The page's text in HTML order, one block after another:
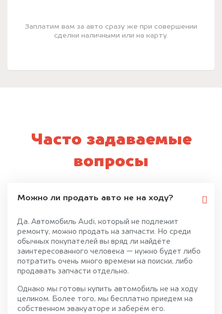
Заплатим вам за авто сразу же при совершении
сделки наличными или на карту.
Часто задаваемые
вопросы
Можно ли продать авто не на ходу?
Да. Автомобиль Audi, который не подлежит
ремонту, можно продать на запчасти. Но среди
обычных покупателей вы вряд ли найдёте
заинтересованного человека — нужно будет либо
потратить очень много времени на поиски, либо
продавать запчасти отдельно.
Однако мы готовы купить автомобиль не на ходу
целиком. Более того, мы бесплатно приедем на
собственном эвакуаторе и заберём его.